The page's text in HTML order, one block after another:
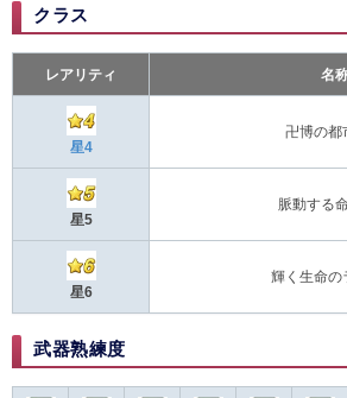
クラス
レアリティ 名
星4
卍博の都
星5
脈動する
星6
輝く生命の
武器熟練度